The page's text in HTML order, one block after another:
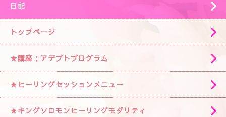
日記
トップページ
★講座：アデプトプログラム
★ヒーリングセッションメニュー
★キングソロモンヒーリングモダリティ